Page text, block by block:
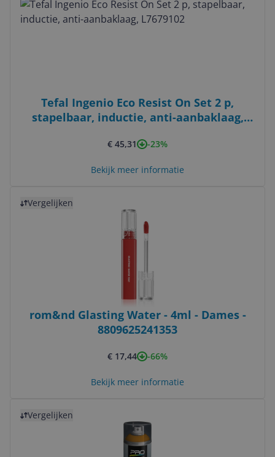
Tefal Ingenio Eco Resist On Set 2 p,
stapelbaar, inductie, anti-aanbaklaag,
€ 45,31 -23%
Bekijk meer informatie
Vergelijken
rom&nd Glasting Water - 4ml - Dames -
8809625241353
€ 17,44 -66%
Bekijk meer informatie
Vergelijken